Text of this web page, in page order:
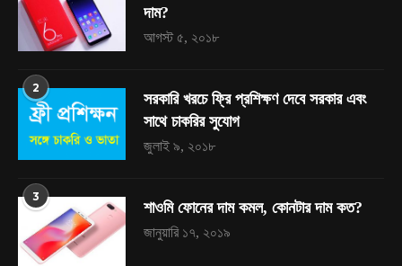
দাম?
আগস্ট ৫, ২০১৮
2
সরকারি খরচে ফ্রি প্রশিক্ষণ দেবে সরকার এবং
সাথে চাকরির সুযোগ
জুলাই ৯, ২০১৮
3
শাওমি ফোনের দাম কমল, কোনটার দাম কত?
জানুয়ারি ১৭, ২০১৯